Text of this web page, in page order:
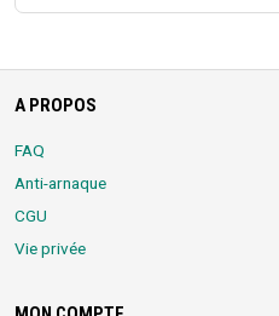
A PROPOS
FAQ
Anti-arnaque
CGU
Vie privée